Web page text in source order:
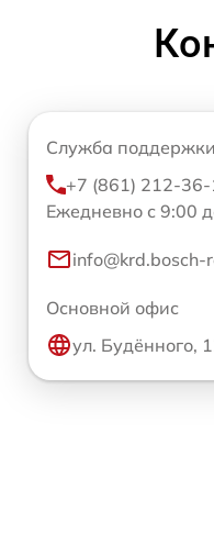
Служба поддержки
+7 (861) 212-
Ежедневно с 9:00
Основной офис
ул. Будённого,